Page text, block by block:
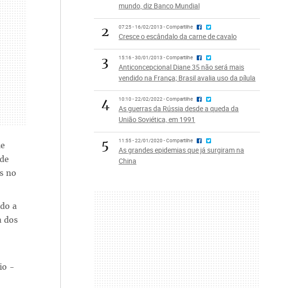
no
a
dos
-
mundo, diz Banco Mundial
2 07:25 - 16/02/2013 - Compartilhe
Cresce o escândalo da carne de cavalo
3 15:16 - 30/01/2013 - Compartilhe
Anticoncepcional Diane 35 não será mais
vendido na França; Brasil avalia uso da pílula
4 10:10 - 22/02/2022 - Compartilhe
As guerras da Rússia desde a queda da
União Soviética, em 1991
5 11:55 - 22/01/2020 - Compartilhe
As grandes epidemias que já surgiram na
China